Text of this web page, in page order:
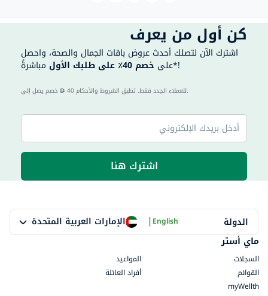
كن أول من يعرف
اشترك الآن لتصلك أحدث عروض باقات الجمال والصحة، واحصل
على خصم 40٪ على طلبك الأول مباشرةً*!
40 للعملاء الجدد فقط. تطبق الشروط والأحكام.
اشترك هنا
الدولة الإمارات العربية المتحدة |English
ماي أستر
السجلات
المواعيد
القوائم
أفراد العائلة
myWellth